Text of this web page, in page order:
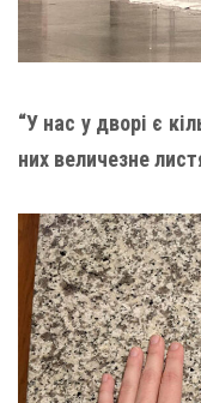
“У нас у дворі є
них величезне